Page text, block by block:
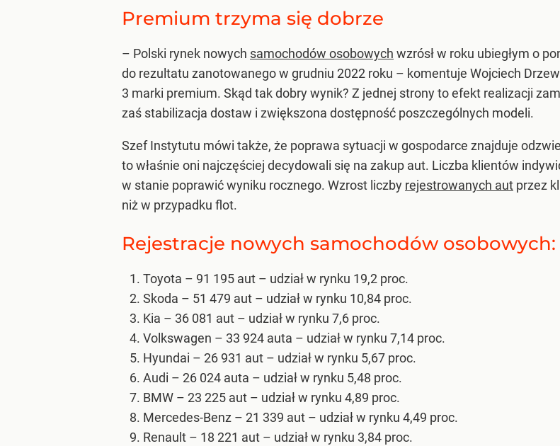
Premium trzyma się dobrze
– Polski rynek nowych samochodów osobowych wzrósł w roku ubiegłym o
do rezultatu zanotowanego w grudniu 2022 roku – komentuje Wojciech
3 marki premium. Skąd tak dobry wynik? Z jednej strony to efekt realizacji
zaś stabilizacja dostaw i zwiększona dostępność poszczególnych modeli.
Szef Instytutu mówi także, że poprawa sytuacji w gospodarce znajduje
to właśnie oni najczęściej decydowali się na zakup aut. Liczba klientów
w stanie poprawić wyniku rocznego. Wzrost liczby rejestrowanych aut przez
niż w przypadku flot.
Rejestracje nowych samochodów osobowych:
Toyota – 91 195 aut – udział w rynku 19,2 proc.
Skoda – 51 479 aut – udział w rynku 10,84 proc.
Kia – 36 081 aut – udział w rynku 7,6 proc.
Volkswagen – 33 924 auta – udział w rynku 7,14 proc.
Hyundai – 26 931 aut – udział w rynku 5,67 proc.
Audi – 26 024 auta – udział w rynku 5,48 proc.
BMW – 23 225 aut – udział w rynku 4,89 proc.
Mercedes-Benz – 21 339 aut – udział w rynku 4,49 proc.
Renault – 18 221 aut – udział w rynku 3,84 proc.